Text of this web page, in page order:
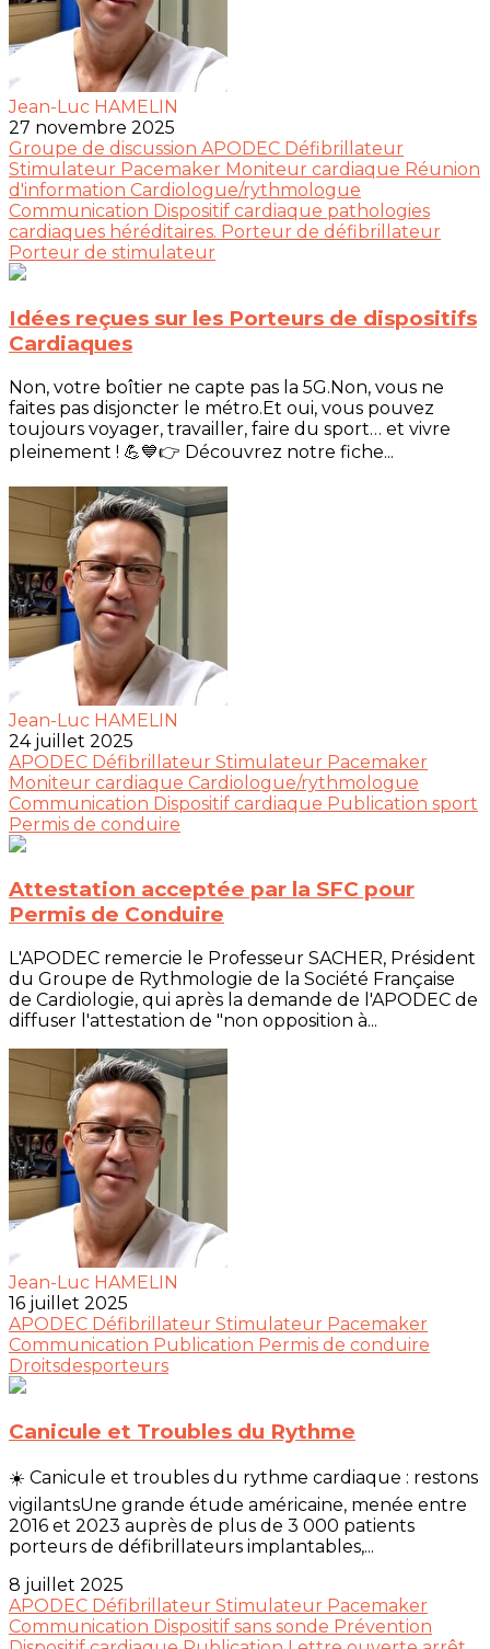
Jean-Luc HAMELIN
27 novembre 2025
Groupe de discussion APODEC Défibrillateur
Stimulateur Pacemaker Moniteur cardiaque Réunion
d'information Cardiologue/rythmologue
Communication Dispositif cardiaque pathologies
cardiaques héréditaires. Porteur de défibrillateur
Porteur de stimulateur
Idées reçues sur les Porteurs de dispositifs
Cardiaques
Non, votre boîtier ne capte pas la 5G.Non, vous ne
faites pas disjoncter le métro.Et oui, vous pouvez
toujours voyager, travailler, faire du sport… et vivre
pleinement ! 💪💙👉 Découvrez notre fiche...
Jean-Luc HAMELIN
24 juillet 2025
APODEC Défibrillateur Stimulateur Pacemaker
Moniteur cardiaque Cardiologue/rythmologue
Communication Dispositif cardiaque Publication sport
Permis de conduire
Attestation acceptée par la SFC pour
Permis de Conduire
L'APODEC remercie le Professeur SACHER, Président
du Groupe de Rythmologie de la Société Française
de Cardiologie, qui après la demande de l'APODEC de
diffuser l'attestation de "non opposition à...
Jean-Luc HAMELIN
16 juillet 2025
APODEC Défibrillateur Stimulateur Pacemaker
Communication Publication Permis de conduire
Droitsdesporteurs
Canicule et Troubles du Rythme
☀️ Canicule et troubles du rythme cardiaque : restons
vigilantsUne grande étude américaine, menée entre
2016 et 2023 auprès de plus de 3 000 patients
porteurs de défibrillateurs implantables,...
8 juillet 2025
APODEC Défibrillateur Stimulateur Pacemaker
Communication Dispositif sans sonde Prévention